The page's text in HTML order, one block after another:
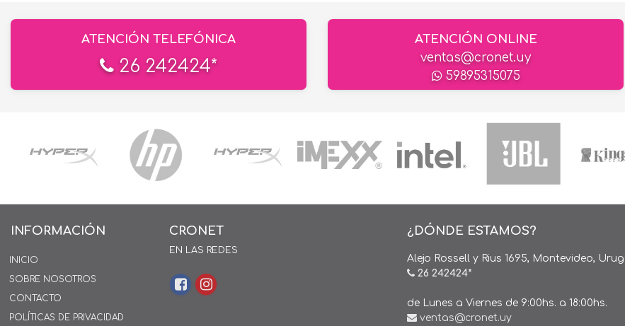
ATENCIÓN TELEFÓNICA
26 242424*
ATENCIÓN ONLINE
ventas@cronet.uy
59895315075
INFORMACIÓN
INICIO
SOBRE NOSOTROS
CONTACTO
POLÍTICAS DE PRIVACIDAD
CRONET
EN LAS REDES
¿DÓNDE ESTAMOS?
Alejo Rossell y Rius 1695, Montevideo,
26 242424*
de Lunes a Viernes de 9:00hs. a 18:00hs.
ventas@cronet.uy